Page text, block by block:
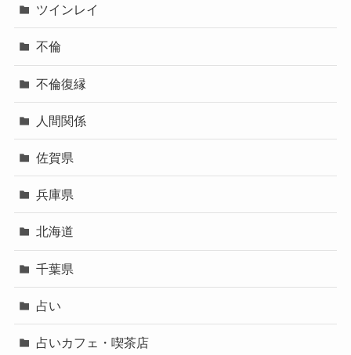
ツインレイ
不倫
不倫復縁
人間関係
佐賀県
兵庫県
北海道
千葉県
占い
占いカフェ・喫茶店